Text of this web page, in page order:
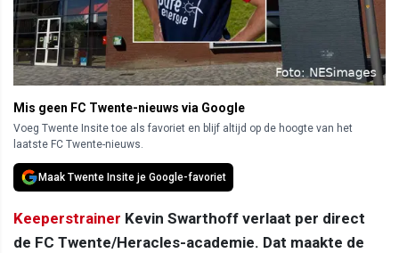
Mis geen FC Twente-nieuws via Google
Voeg Twente Insite toe als favoriet en blijf altijd op de hoogte van het
laatste FC Twente-nieuws.
Maak Twente Insite je Google-favoriet
Keeperstrainer Kevin Swarthoff verlaat per direct
de FC Twente/Heracles-academie. Dat maakte de